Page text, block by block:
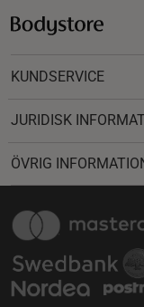
KUNDSERVICE
JURIDISK
ÖVRIG